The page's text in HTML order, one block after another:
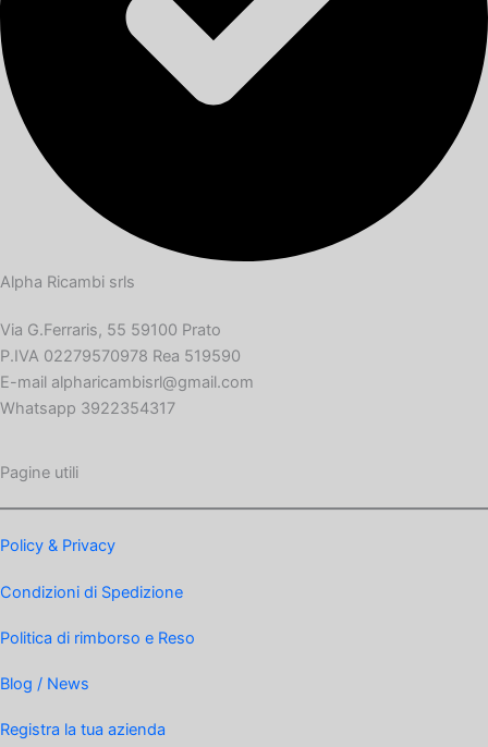
Alpha Ricambi srls
Via G.Ferraris, 55 59100 Prato
P.IVA 02279570978 Rea 519590
E-mail alpharicambisrl@gmail.com
Whatsapp 3922354317
Pagine utili
Policy & Privacy
Condizioni di Spedizione
Politica di rimborso e Reso
Blog / News
Registra la tua azienda